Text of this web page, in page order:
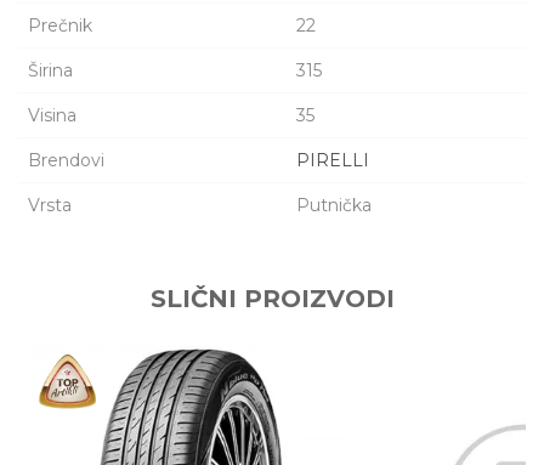
Prečnik 22
Širina 315
Visina 35
Brendovi PIRELLI
Vrsta Putnička
SLIČNI PROIZVODI